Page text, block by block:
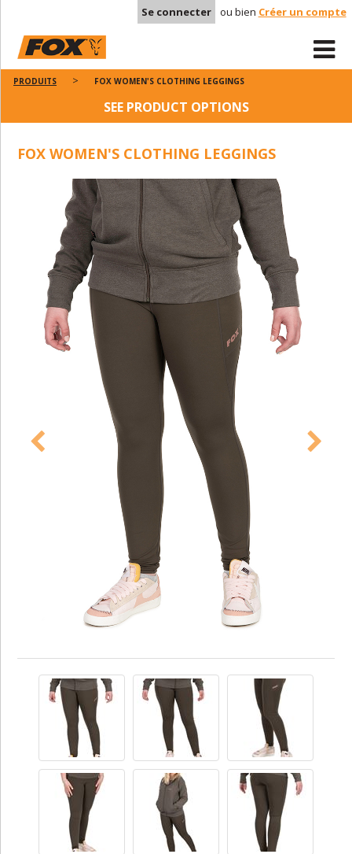
Se connecter ou bien Créer un compte
PRODUITS FOX WOMEN'S CLOTHING LEGGINGS
SEE PRODUCT OPTIONS
FOX WOMEN'S CLOTHING LEGGINGS